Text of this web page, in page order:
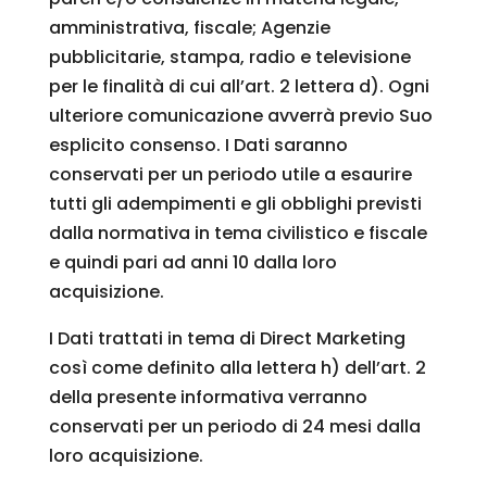
amministrativa, fiscale; Agenzie
pubblicitarie, stampa, radio e televisione
per le finalità di cui all’art. 2 lettera d). Ogni
ulteriore comunicazione avverrà previo Suo
esplicito consenso. I Dati saranno
conservati per un periodo utile a esaurire
tutti gli adempimenti e gli obblighi previsti
dalla normativa in tema civilistico e fiscale
e quindi pari ad anni 10 dalla loro
acquisizione.
I Dati trattati in tema di Direct Marketing
così come definito alla lettera h) dell’art. 2
della presente informativa verranno
conservati per un periodo di 24 mesi dalla
loro acquisizione.